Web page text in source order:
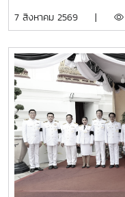
ได้รับเกียรติจาก ศาสตร
วิทยาศาสตร์ วิจัยและนวั
เซ็นทารา แกรนด์ แอท
การประชุม Thai
นายดนุพร ปุณณกันต์ ผู้ช่
ทพญ.ศรีญาดา ปาลิมาพั
ปทุมนากุล ปลัดกระทรว
กระทรวง อว. นางศรินย
คณะผู้บริหารหน่วยงานใ
Chye, President,
7 สิงหาคม 2569 |